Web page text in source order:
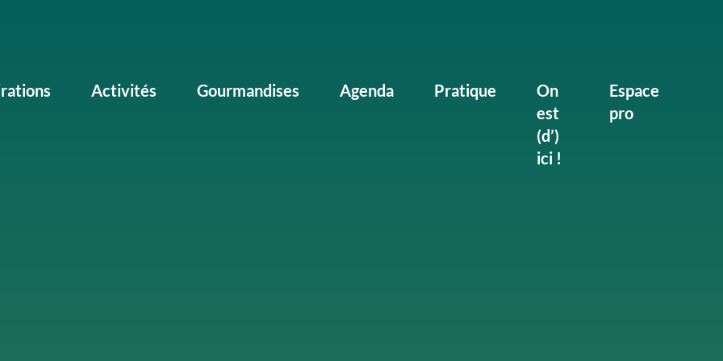
Activités Gourmandises Agenda Pratique
On
est
(d’)
ici !
Espace
pro